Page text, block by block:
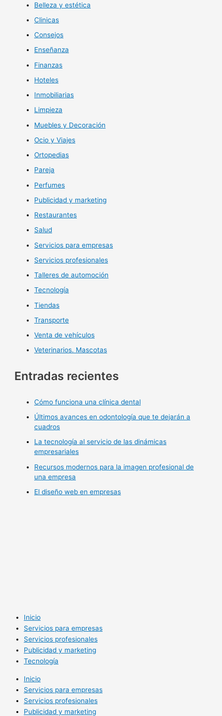
Belleza y estética
Clinicas
Consejos
Enseñanza
Finanzas
Hoteles
Inmobiliarias
Limpieza
Muebles y Decoración
Ocio y Viajes
Ortopedias
Pareja
Perfumes
Publicidad y marketing
Restaurantes
Salud
Servicios para empresas
Servicios profesionales
Talleres de automoción
Tecnología
Tiendas
Transporte
Venta de vehículos
Veterinarios. Mascotas
Entradas recientes
Cómo funciona una clínica dental
Últimos avances en odontología que te dejarán a
cuadros
La tecnología al servicio de las dinámicas
empresariales
Recursos modernos para la imagen profesional de
una empresa
El diseño web en empresas
Inicio
Servicios para empresas
Servicios profesionales
Publicidad y marketing
Tecnología
Inicio
Servicios para empresas
Servicios profesionales
Publicidad y marketing